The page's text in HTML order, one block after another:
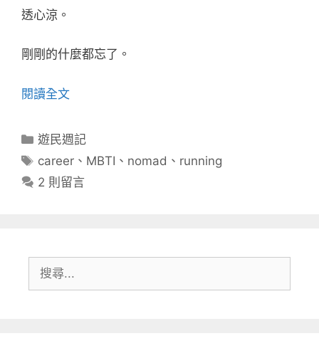
透心涼。
剛剛的什麼都忘了。
閱讀全文
分
遊民週記
標
籤
career 、 MBTI 、 nomad 、 running
2 則留言
尋: